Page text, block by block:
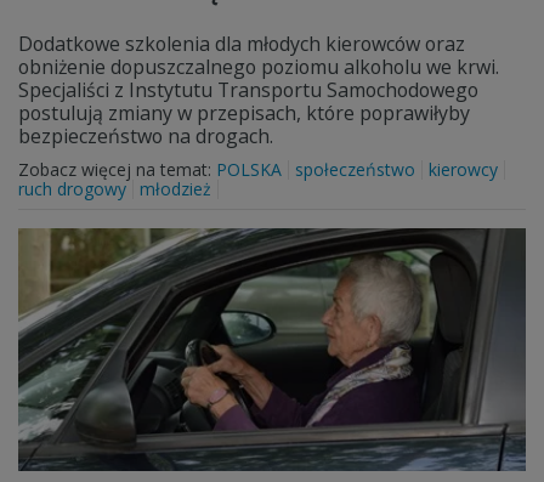
Dodatkowe szkolenia dla młodych kierowców oraz
obniżenie dopuszczalnego poziomu alkoholu we krwi.
Specjaliści z Instytutu Transportu Samochodowego
postulują zmiany w przepisach, które poprawiłyby
bezpieczeństwo na drogach.
Zobacz więcej na temat: POLSKA społeczeństwo
kierowcy
ruch drogowy
młodzież